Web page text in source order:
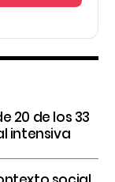
20 de los 33
intensiva